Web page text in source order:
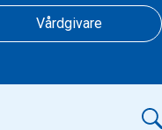
Vårdgivare